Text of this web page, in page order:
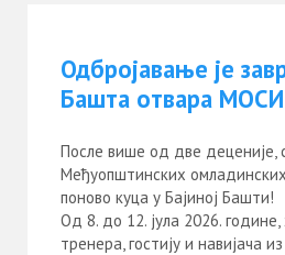
Одбројавање је
Башта отвара
После више од две деценије,
Међуопштинских
поново куца у Бајиној Башти!
Од 8. до 12. јула 2026.
тренера, гостију и навијача